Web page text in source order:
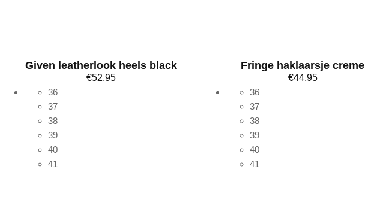
Given leatherlook heels black
€52,95
36
37
38
39
40
41
Fringe haklaarsje creme
€44,95
36
37
38
39
40
41